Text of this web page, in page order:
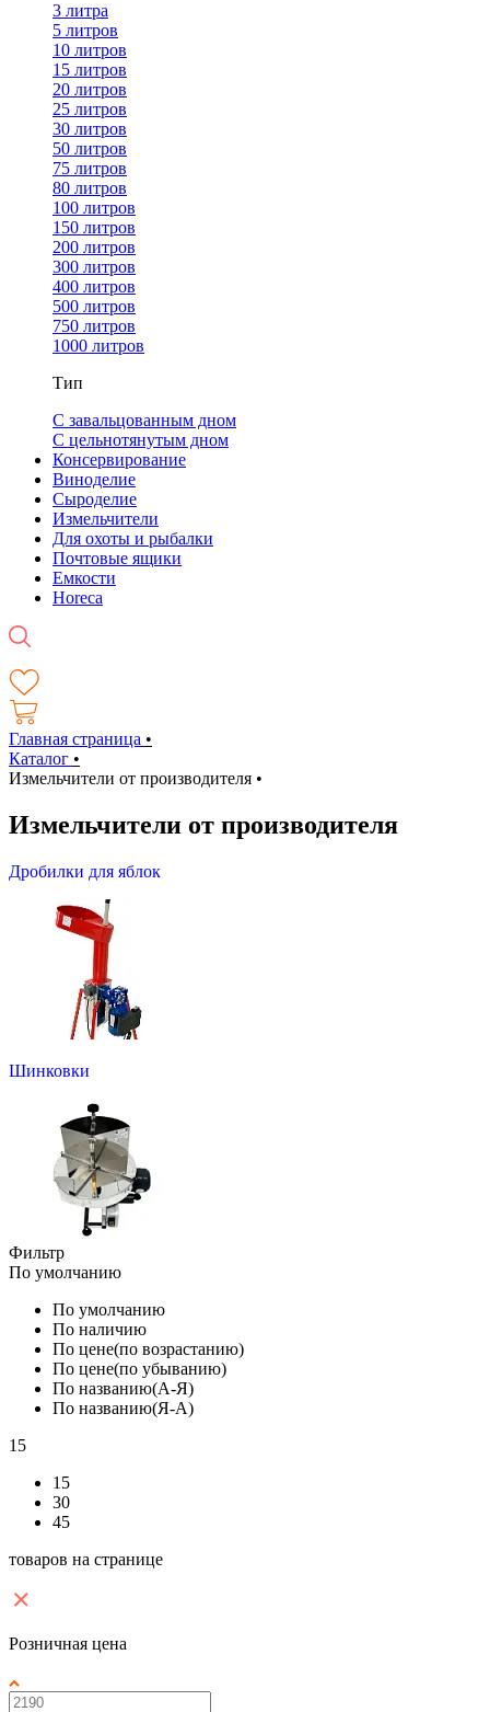
3 литра
5 литров
10 литров
15 литров
20 литров
25 литров
30 литров
50 литров
75 литров
80 литров
100 литров
150 литров
200 литров
300 литров
400 литров
500 литров
750 литров
1000 литров
Тип
С завальцованным дном
С цельнотянутым дном
Консервирование
Виноделие
Сыроделие
Измельчители
Для охоты и рыбалки
Почтовые ящики
Емкости
Horeca
Главная страница •
Каталог •
Измельчители от производителя •
Измельчители от производителя
Дробилки для яблок
Шинковки
Фильтр
По умолчанию
По умолчанию
По наличию
По цене(по возрастанию)
По цене(по убыванию)
По названию(А-Я)
По названию(Я-А)
15
15
30
45
товаров на странице
Розничная цена